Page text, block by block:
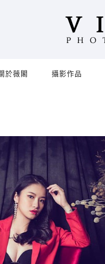
於薇閣 攝影作品